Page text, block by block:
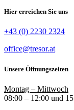
Hier erreichen Sie uns
+43 (0) 2230 2324
office@tresor.at
Unsere Öffnungszeiten
Montag – Mittwoch
08:00 – 12:00 und